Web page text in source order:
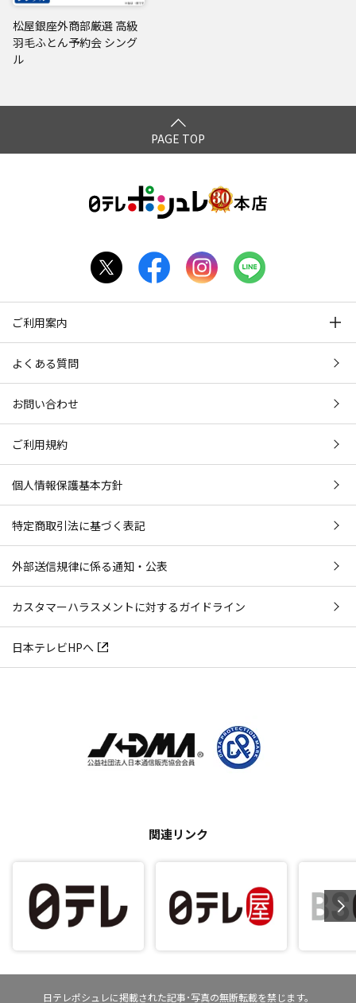
松屋銀座外商部厳選 高級
羽毛ふとん予約会 シング
ル
PAGE TOP
ご利用案内
よくある質問
お問い合わせ
ご利用規約
個人情報保護基本方針
特定商取引法に基づく表記
外部送信規律に係る通知・公表
カスタマーハラスメントに対するガイドライン
日本テレビHPへ
関連リンク
日テレポシュレに掲載された記事･写真の無断転載を禁じます。